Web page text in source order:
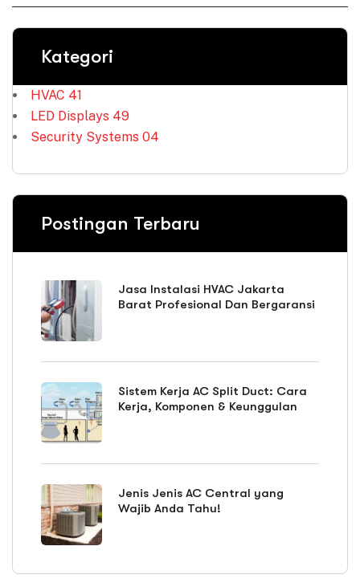
Kategori
HVAC 41
LED Displays 49
Security Systems 04
Postingan Terbaru
Jasa Instalasi HVAC Jakarta
Barat Profesional Dan Bergaransi
Sistem Kerja AC Split Duct: Cara
Kerja, Komponen & Keunggulan
Jenis Jenis AC Central yang
Wajib Anda Tahu!